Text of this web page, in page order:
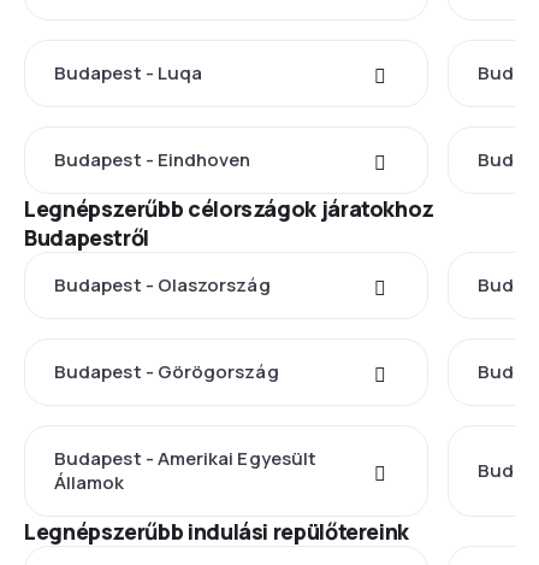
Budapest - Luqa
Budapest - Eindhoven
Legnépszerűbb célországok járatokhoz
Budapestről
Budapest - Olaszország
Budapest - Görögország
Budapest - Amerikai Egyesült
Államok
Legnépszerűbb indulási repülőtereink